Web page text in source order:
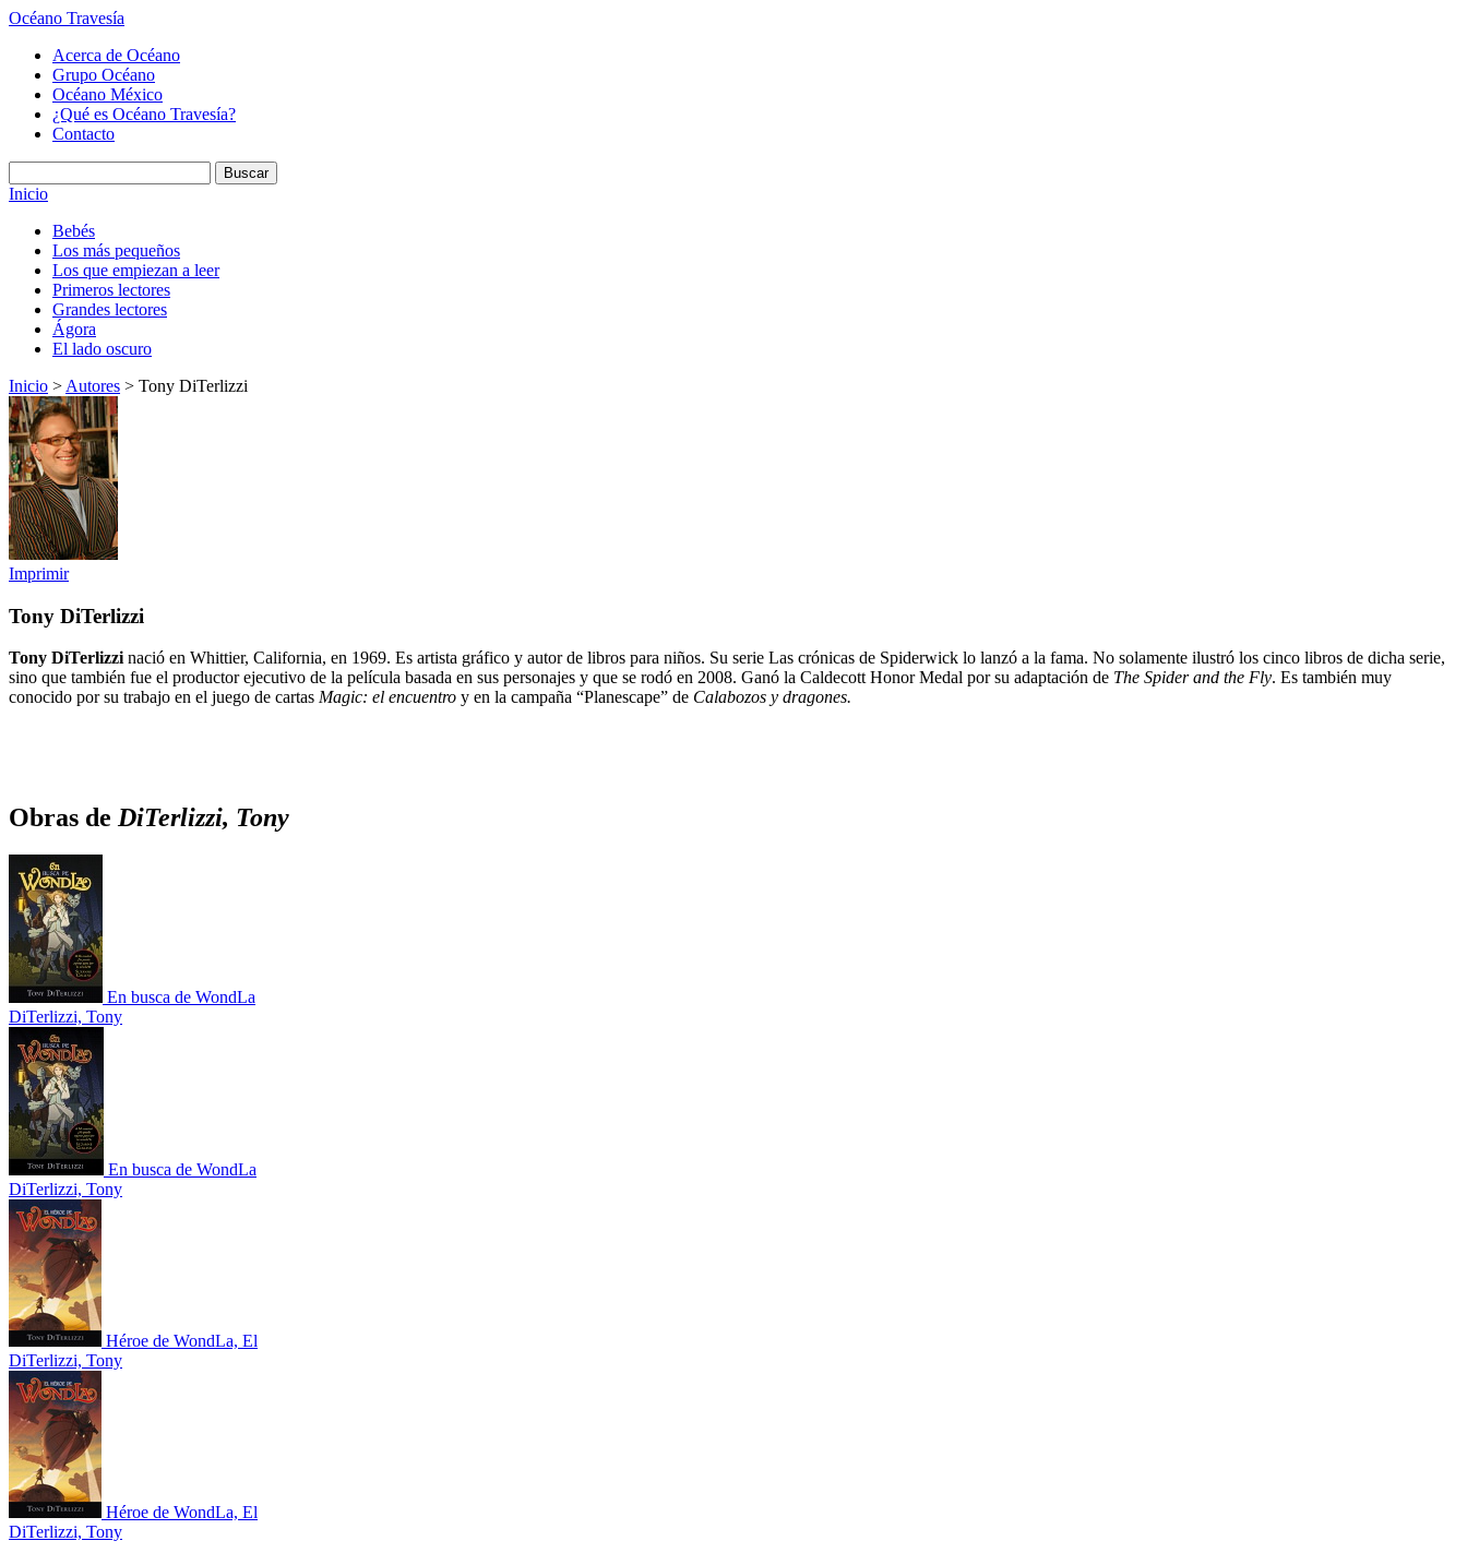
Océano Travesía
Acerca de Océano
Grupo Océano
Océano México
¿Qué es Océano Travesía?
Contacto
Inicio
Bebés
Los más pequeños
Los que empiezan a leer
Primeros lectores
Grandes lectores
Ágora
El lado oscuro
Inicio > Autores > Tony DiTerlizzi
Imprimir
Tony DiTerlizzi
Tony DiTerlizzinació en Whittier, California, en 1969. Es artista gráfico y autor de libros para niños. Su serie Las crónicas de Spiderwick lo lanzó a la fama. No solamente ilustró los cinco libros de dicha serie,
sino que también fue el productor ejecutivo de la película basada en sus personajes y que se rodó en 2008. Ganó la Caldecott Honor Medal por su adaptación de The Spider and the Fly. Es también muy
conocido por su trabajo en el juego de cartas Magic: el encuentro y en la campaña “Planescape” de Calabozos y dragones.
Obras de DiTerlizzi, Tony
En busca de WondLa
DiTerlizzi, Tony
En busca de WondLa
DiTerlizzi, Tony
Héroe de WondLa, El
DiTerlizzi, Tony
Héroe de WondLa, El
DiTerlizzi, Tony